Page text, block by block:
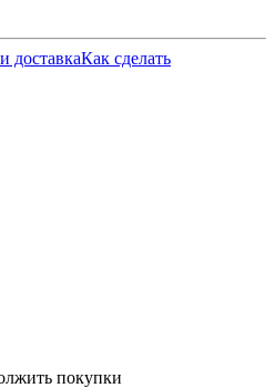
доставкаКак сделать
покупки